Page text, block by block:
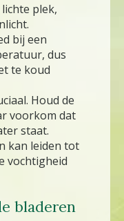
plek,
bij een
dus
te koud
Houd de
voorkom dat
staat.
kan leiden tot
vochtigheid
bladeren